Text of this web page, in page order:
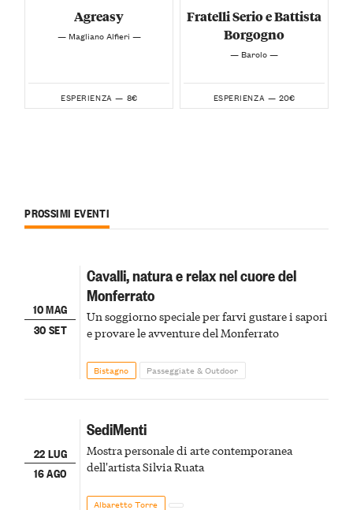
Agreasy
— Magliano Alfieri —
ESPERIENZA — 8€
Fratelli Serio e Battista
Borgogno
— Barolo —
ESPERIENZA — 20€
PROSSIMI EVENTI
10 MAG
30 SET
Cavalli, natura e relax nel cuore del
Monferrato
Un soggiorno speciale per farvi gustare i sapori
e provare le avventure del Monferrato
Bistagno Passeggiate & Outdoor
22 LUG
16 AGO
SediMenti
Mostra personale di arte contemporanea
dell'artista Silvia Ruata
Albaretto Torre